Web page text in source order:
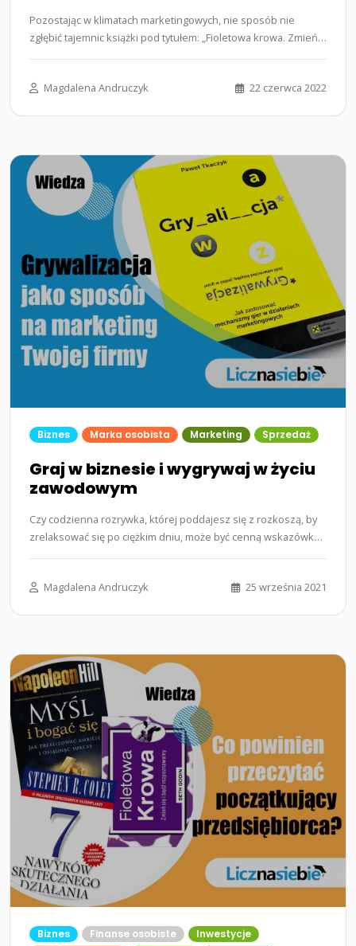
Pozostając w klimatach marketingowych, nie sposób nie
zgłębić tajemnic książki pod tytułem: „Fioletowa krowa. Zmień
Magdalena Andruczyk 22 czerwca 2022
Biznes Marka osobista Marketing Sprzedaż
Graj w biznesie i wygrywaj w życiu
zawodowym
Czy codzienna rozrywka, której poddajesz się z rozkoszą, by
zrelaksować się po ciężkim dniu, może być cenną wskazówką
Magdalena Andruczyk 25 września 2021
Biznes Finanse osobiste
Inwestycje